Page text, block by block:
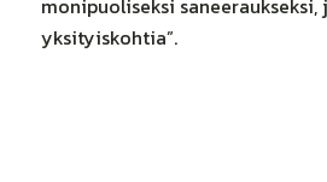
yksityiskohtia”.